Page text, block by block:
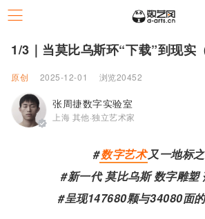
1/3｜当莫比乌斯环“下载”到现实
原创 2025-12-01 浏览20452
张周捷数字实验室
上海 其他·独立艺术家
#数字艺术又一地标
#新一代 莫比乌斯 数字雕塑
#呈现147680颗与34080面